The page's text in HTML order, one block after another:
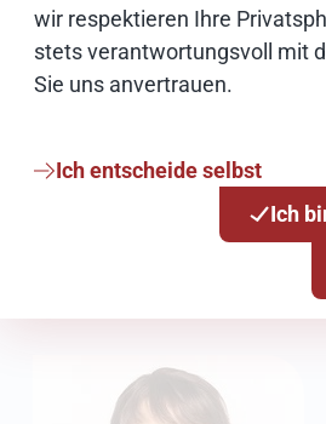
wir respektieren Ihre
stets verantwortungsvoll mit
Sie uns anvertrauen.
Ich entscheide selbst
Ich
Britta Heinrich
040 42846-3047